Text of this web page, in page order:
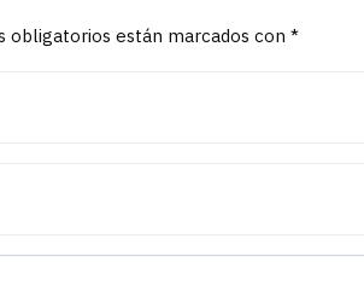
obligatorios están marcados con *